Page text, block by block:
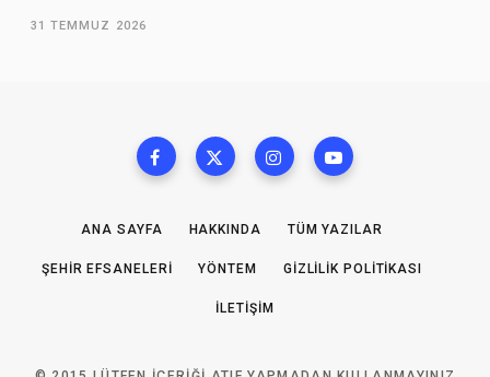
31 TEMMUZ 2026
ANA SAYFA HAKKINDA TÜM YAZILAR
ŞEHIR EFSANELERI YÖNTEM GIZLILIK POLITIKASI
İLETIŞIM